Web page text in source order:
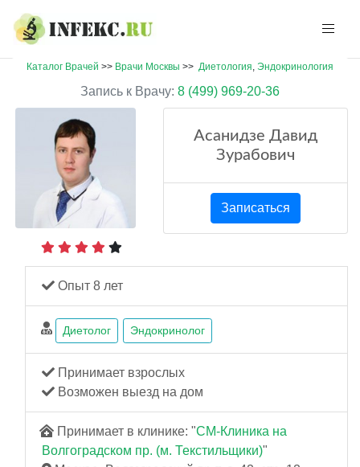
Каталог Врачей >> Врачи Москвы >> Диетология, Эндокринология
Запись к Врачу: 8 (499) 969-20-36
Асанидзе Давид
Зурабович
Записаться
Опыт 8 лет
Диетолог Эндокринолог
Принимает взрослых
Возможен выезд на дом
Принимает в клинике: "СМ-Клиника на
Волгоградском пр. (м. Текстильщики)"